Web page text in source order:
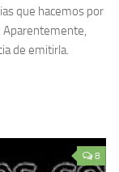
que hacemos por
Aparentemente,
de emitirla.
8